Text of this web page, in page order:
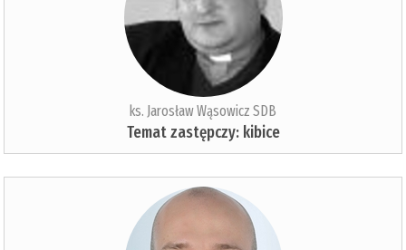
ks. Jarosław Wąsowicz SDB
Temat zastępczy: kibice